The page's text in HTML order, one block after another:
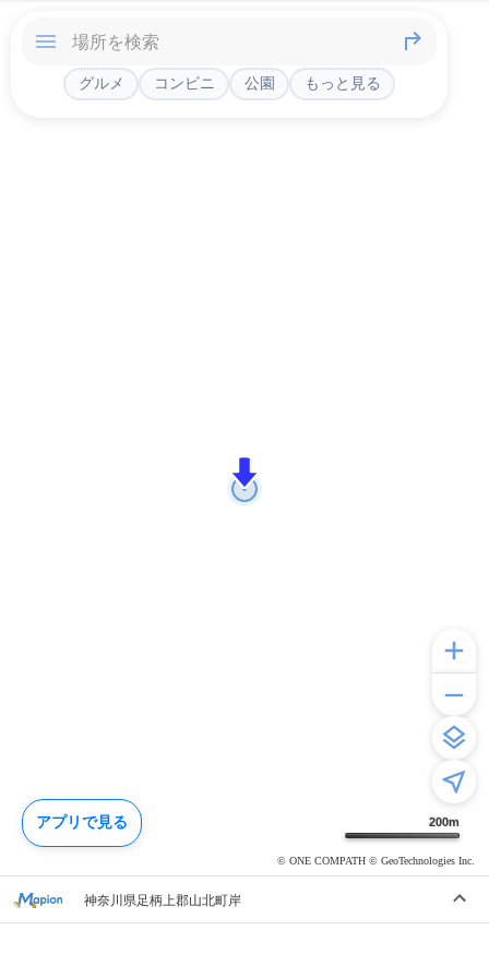
200m
© ONE COMPATH © GeoTechnologies Inc.
グルメ コンビニ 公園 もっと見る
神奈川県足柄上郡山北町岸
アプリで見る